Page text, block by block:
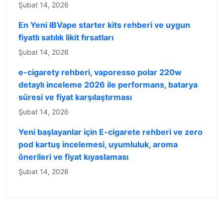
Şubat 14, 2026
En Yeni IBVape starter kits rehberi ve uygun
fiyatlı satılık likit fırsatları
Şubat 14, 2026
e-cigarety rehberi, vaporesso polar 220w
detaylı inceleme 2026 ile performans, batarya
süresi ve fiyat karşılaştırması
Şubat 14, 2026
Yeni başlayanlar için E-cigarete rehberi ve zero
pod kartuş incelemesi, uyumluluk, aroma
önerileri ve fiyat kıyaslaması
Şubat 14, 2026